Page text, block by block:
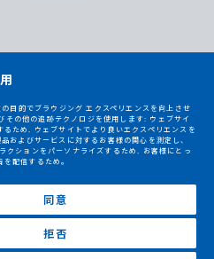
目的でブラウジング エクスペリエンスを向上させ
その他の追跡テクノロジを使用します: ウェブサイ
るため
ウェブサイトでより良いエクスペリエンスを
およびサービスに対するお客様の関心を測定し、
クションをパーソナライズするため
お客様にとっ
を配信するため。
同意
拒否